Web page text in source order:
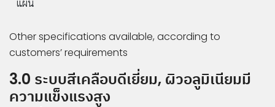
แผ่น
Other specifications available, according to
customers’ requirements
3.0 ระบบสีเคลือบดีเยี่ยม, ผิวอลูมิเนียมมี
ความแข็งแรงสูง